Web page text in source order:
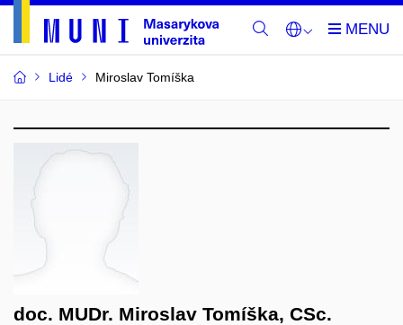
Lidé Miroslav Tomíška
doc. MUDr. Miroslav Tomíška, CSc.